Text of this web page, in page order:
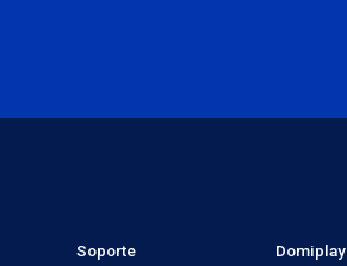
Soporte Domiplay